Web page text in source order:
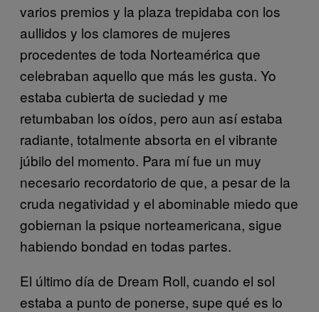
varios premios y la plaza trepidaba con los
aullidos y los clamores de mujeres
procedentes de toda Norteamérica que
celebraban aquello que más les gusta. Yo
estaba cubierta de suciedad y me
retumbaban los oídos, pero aun así estaba
radiante, totalmente absorta en el vibrante
júbilo del momento. Para mí fue un muy
necesario recordatorio de que, a pesar de la
cruda negatividad y el abominable miedo que
gobiernan la psique norteamericana, sigue
habiendo bondad en todas partes.
El último día de Dream Roll, cuando el sol
estaba a punto de ponerse, supe qué es lo